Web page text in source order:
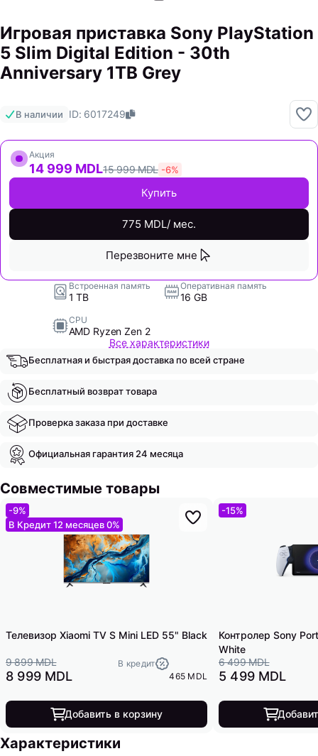
Игровая приставка Sony PlayStation
5 Slim Digital Edition - 30th
Anniversary 1TB Grey
В наличии ID: 6017249
Акция
14 999 MDL15 999 MDL -6%
Купить
775 MDL/ мес.
Перезвоните мне
Встроенная память
1 TB
Оперативная память
16 GB
CPU
AMD Ryzen Zen 2
Все характеристики
Бесплатная и быстрая доставка по всей стране
Бесплатный возврат товара
Проверка заказа при доставке
Официальная гарантия 24 месяца
Совместимые товары
-9%
В Кредит 12 месяцев 0%
Телевизор Xiaomi TV S Mini LED 55" Black
9 899 MDL
8 999 MDL
В кредит
465 MDL
Добавить в корзину
-15%
Контролер Sony
White
6 499 MDL
5 499 MDL
Характеристики